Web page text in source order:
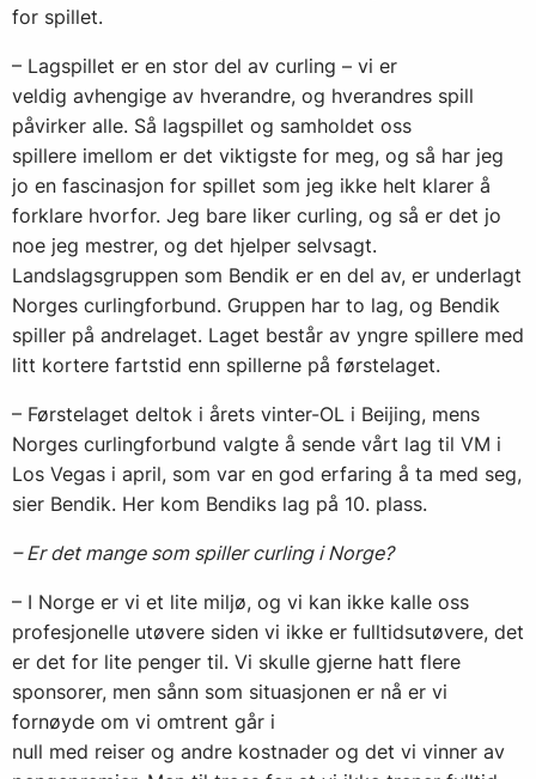
for spillet.
– Lagspillet er en stor del av curling – vi er
veldig avhengige av hverandre, og hverandres spill
påvirker alle. Så lagspillet og samholdet oss
spillere imellom er det viktigste for meg, og så har jeg
jo en fascinasjon for spillet som jeg ikke helt klarer å
forklare hvorfor. Jeg bare liker curling, og så er det jo
noe jeg mestrer, og det hjelper selvsagt.
Landslagsgruppen som Bendik er en del av, er underlagt
Norges curlingforbund. Gruppen har to lag, og Bendik
spiller på andrelaget. Laget består av yngre spillere med
litt kortere fartstid enn spillerne på førstelaget.
– Førstelaget deltok i årets vinter-OL i Beijing, mens
Norges curlingforbund valgte å sende vårt lag til VM i
Los Vegas i april, som var en god erfaring å ta med seg,
sier Bendik. Her kom Bendiks lag på 10. plass.
– Er det mange som spiller curling i Norge?
– I Norge er vi et lite miljø, og vi kan ikke kalle oss
profesjonelle utøvere siden vi ikke er fulltidsutøvere, det
er det for lite penger til. Vi skulle gjerne hatt flere
sponsorer, men sånn som situasjonen er nå er vi
fornøyde om vi omtrent går i
null med reiser og andre kostnader og det vi vinner av